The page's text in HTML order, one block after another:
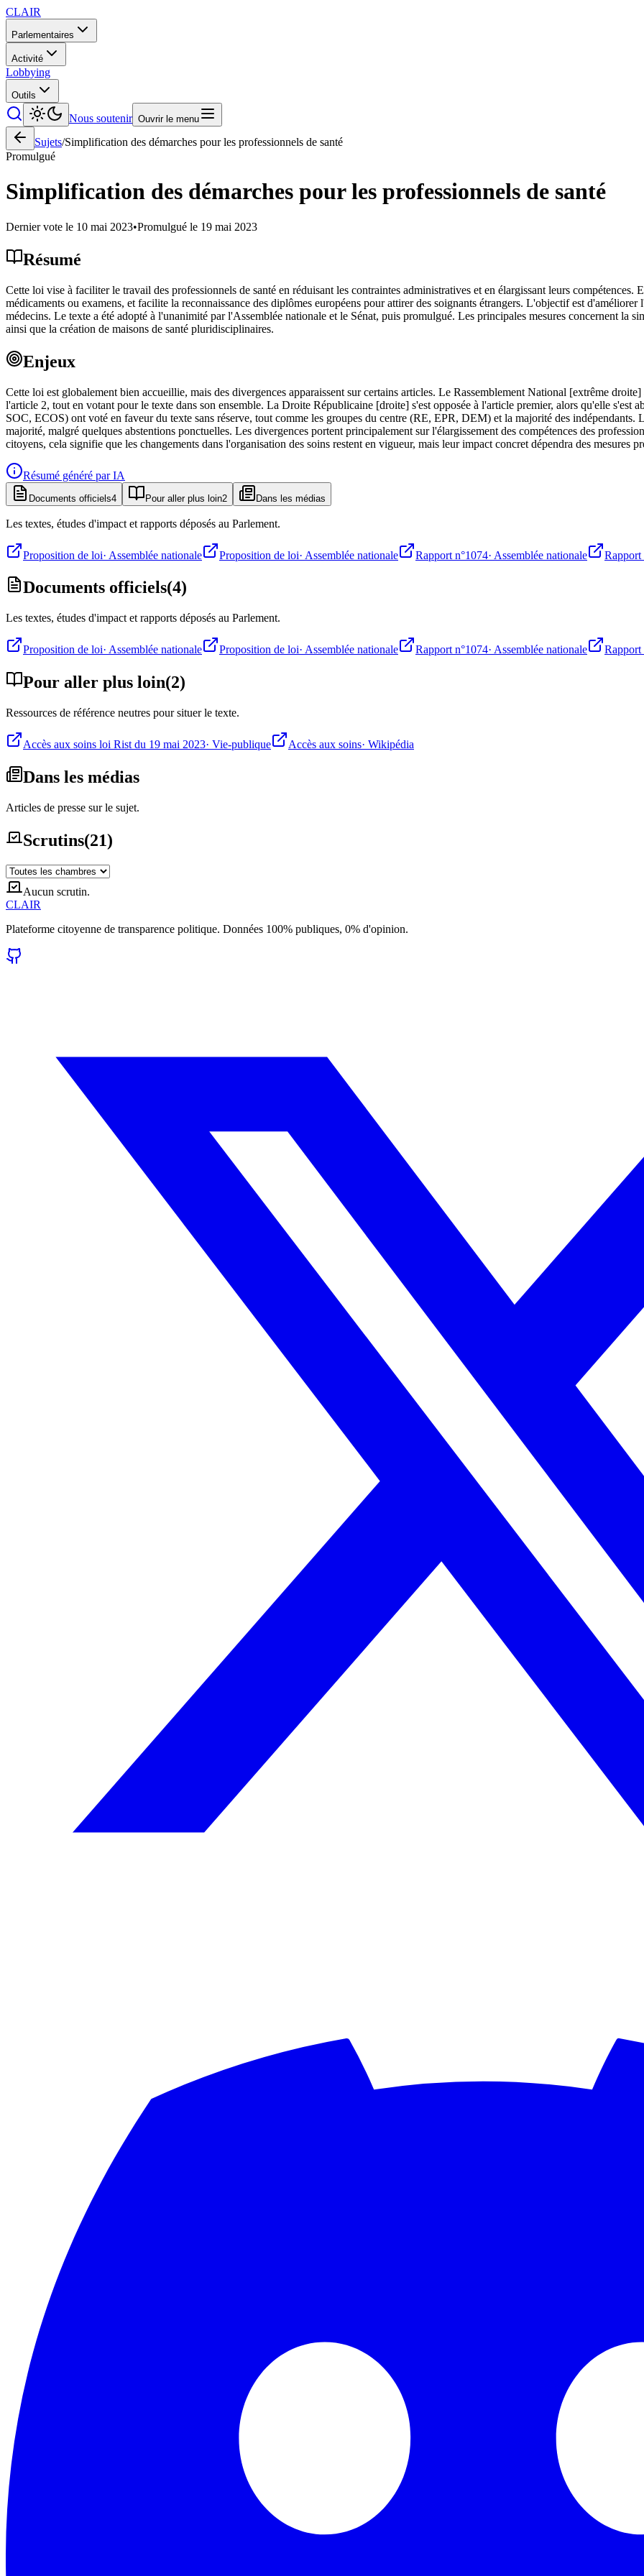
CLAIR
Parlementaires
Activité
Lobbying
Outils
Nous soutenir Ouvrir le menu
Sujets/Simplification des démarches pour les professionnels de santé
Promulgué
Simplification des démarches pour les professionnels de santé
Dernier vote le 10 mai 2023•Promulgué le 19 mai 2023
Résumé
Cette loi vise à faciliter le travail des professionnels de santé en réduisant les contraintes administratives et en élargissant leurs
médicaments ou examens, et facilite la reconnaissance des diplômes européens pour attirer des soignants étrangers. L'objectif est d'améliorer
médecins. Le texte a été adopté à l'unanimité par l'Assemblée nationale et le Sénat, puis promulgué. Les principales mesures concernent la
ainsi que la création de maisons de santé pluridisciplinaires.
Enjeux
Cette loi est globalement bien accueillie, mais des divergences apparaissent sur certains articles. Le Rassemblement National [extrême
l'article 2, tout en votant pour le texte dans son ensemble. La Droite Républicaine [droite] s'est opposée à l'article premier, alors qu'elle s'est
SOC, ECOS) ont voté en faveur du texte sans réserve, tout comme les groupes du centre (RE, EPR, DEM) et la majorité des indépendants.
majorité, malgré quelques abstentions ponctuelles. Les divergences portent principalement sur l'élargissement des compétences des
citoyens, cela signifie que les changements dans l'organisation des soins restent en vigueur, mais leur impact concret dépendra des mesures
Résumé généré par IA
Documents officiels4 Pour aller plus loin2 Dans les médias
Les textes, études d'impact et rapports déposés au Parlement.
Proposition de loi· Assemblée nationale Proposition de loi· Assemblée nationale Rapport n°1074· Assemblée nationale Rapport
Documents officiels(4)
Les textes, études d'impact et rapports déposés au Parlement.
Proposition de loi· Assemblée nationale Proposition de loi· Assemblée nationale Rapport n°1074· Assemblée nationale Rapport
Pour aller plus loin(2)
Ressources de référence neutres pour situer le texte.
Accès aux soins loi Rist du 19 mai 2023· Vie-publique Accès aux soins· Wikipédia
Dans les médias
Articles de presse sur le sujet.
Scrutins(21)
Aucun scrutin.
CLAIR
Plateforme citoyenne de transparence politique. Données 100% publiques, 0% d'opinion.